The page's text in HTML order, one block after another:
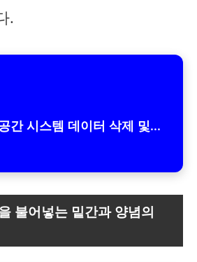
.
간 시스템 데이터 삭제 및...
불어넣는 밑간과 양념의